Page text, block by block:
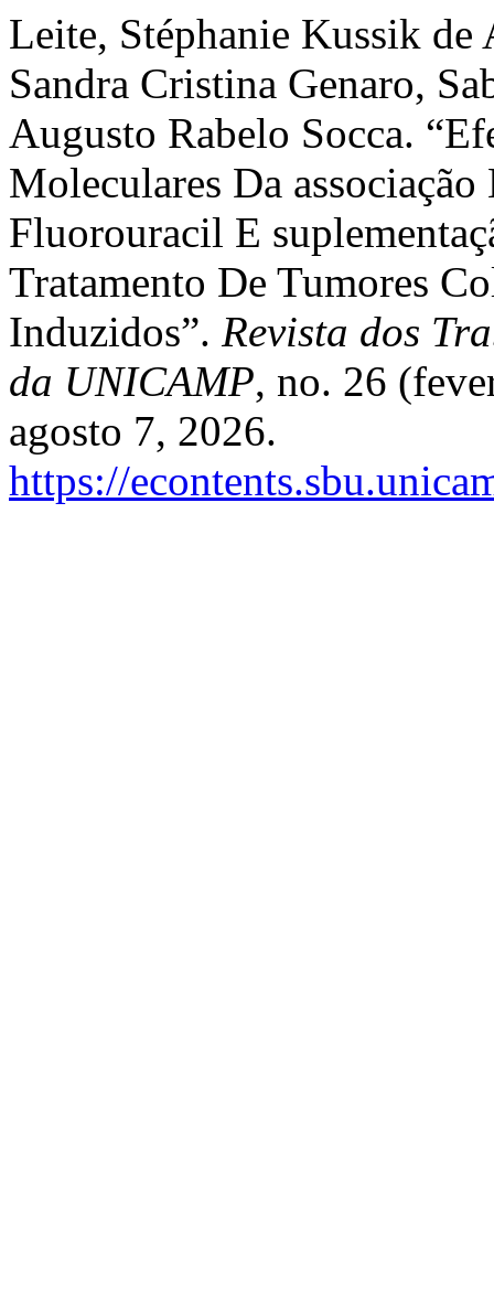
Leite, Stéphanie Kussik de
Sandra Cristina Genaro,
Augusto Rabelo Socca.
Moleculares Da
Fluorouracil E
Tratamento De Tumores
Induzidos”. Revista dos
da UNICAMP, no. 26
agosto 7, 2026.
https://